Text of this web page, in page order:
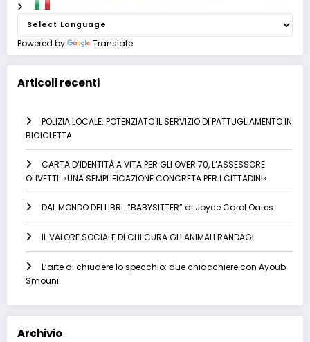
Powered by Translate
Articoli recenti
POLIZIA LOCALE: POTENZIATO IL SERVIZIO DI PATTUGLIAMENTO IN
BICICLETTA
CARTA D’IDENTITÀ A VITA PER GLI OVER 70, L’ASSESSORE
OLIVETTI: «UNA SEMPLIFICAZIONE CONCRETA PER I CITTADINI»
DAL MONDO DEI LIBRI. “BABYSITTER” di Joyce Carol Oates
IL VALORE SOCIALE DI CHI CURA GLI ANIMALI RANDAGI
L’arte di chiudere lo specchio: due chiacchiere con Ayoub
Smouni
Archivio